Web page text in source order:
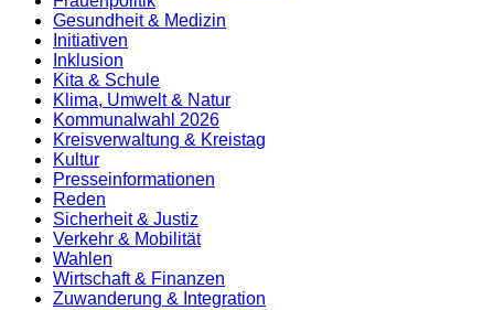
Gesundheit & Medizin
Initiativen
Inklusion
Kita & Schule
Klima, Umwelt & Natur
Kommunalwahl 2026
Kreisverwaltung & Kreistag
Kultur
Presse­informationen
Reden
Sicherheit & Justiz
Verkehr & Mobilität
Wahlen
Wirtschaft & Finanzen
Zuwanderung & Integration